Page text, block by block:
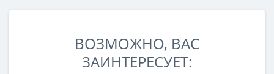
ВОЗМОЖНО, ВАС
ЗАИНТЕРЕСУЕТ: